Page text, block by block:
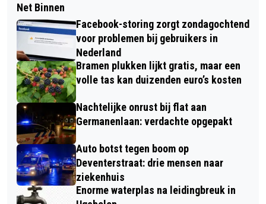
Net Binnen
Facebook-storing zorgt zondagochtend
voor problemen bij gebruikers in
Nederland
Bramen plukken lijkt gratis, maar een
volle tas kan duizenden euro’s kosten
Nachtelijke onrust bij flat aan
Germanenlaan: verdachte opgepakt
Auto botst tegen boom op
Deventerstraat: drie mensen naar
ziekenhuis
Enorme waterplas na leidingbreuk in